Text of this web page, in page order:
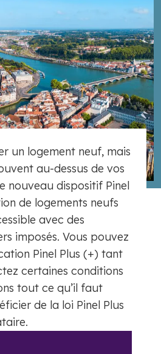
un logement neuf, mais
au-dessus de vos
nouveau dispositif Pinel
de logements neufs
avec des
imposés. Vous pouvez
Pinel Plus (+) tant
certaines conditions
tout ce qu’il faut
de la loi Pinel Plus